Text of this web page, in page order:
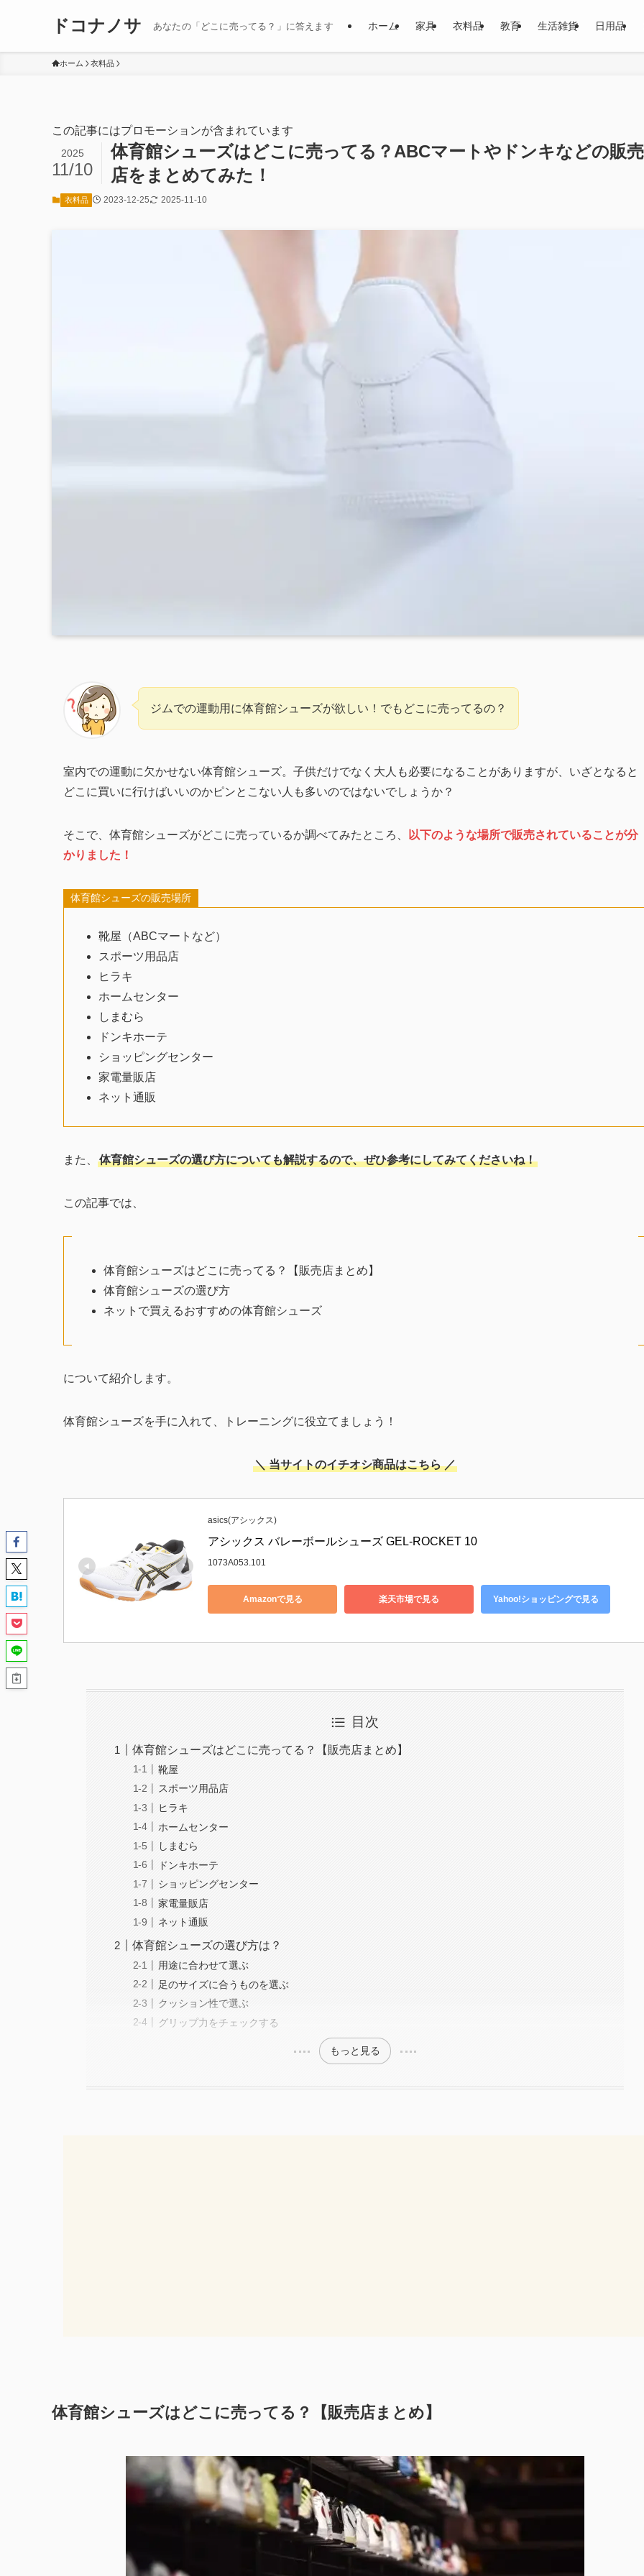
ドコナノサ あなたの「どこに売ってる？」に答えます ホーム 家具 衣料品 教育 生活雑貨 日用品
ホーム 衣料品
この記事にはプロモーションが含まれています
体育館シューズはどこに売ってる？ABCマートやドンキなどの販売
店をまとめてみた！
2025
11/10
衣料品 2023-12-25 2025-11-10
ジムでの運動用に体育館シューズが欲しい！でもどこに売ってるの？
室内での運動に欠かせない体育館シューズ。子供だけでなく大人も必要になることがありますが、いざとなると
どこに買いに行けばいいのかピンとこない人も多いのではないでしょうか？
そこで、体育館シューズがどこに売っているか調べてみたところ、
以下のような場所で販売されていることが分
かりました！
体育館シューズの販売場所
靴屋（ABCマートなど）
スポーツ用品店
ヒラキ
ホームセンター
しまむら
ドンキホーテ
ショッピングセンター
家電量販店
ネット通販
また、 体育館シューズの選び方についても解説するので、ぜひ参考にしてみてくださいね！
この記事では、
体育館シューズはどこに売ってる？【販売店まとめ】
体育館シューズの選び方
ネットで買えるおすすめの体育館シューズ
について紹介します。
体育館シューズを手に入れて、トレーニングに役立てましょう！
＼ 当サイトのイチオシ商品はこちら ／
asics(アシックス)
アシックス バレーボールシューズ GEL-ROCKET 10
1073A053.101
Amazonで見る 楽天市場で見る Yahoo!ショッピングで見る
目次
体育館シューズはどこに売ってる？【販売店まとめ】
靴屋
スポーツ用品店
ヒラキ
ホームセンター
しまむら
ドンキホーテ
ショッピングセンター
家電量販店
ネット通販
体育館シューズの選び方は？
用途に合わせて選ぶ
足のサイズに合うものを選ぶ
クッション性で選ぶ
グリップ力をチェックする
もっと見る
体育館シューズはどこに売ってる？【販売店まとめ】